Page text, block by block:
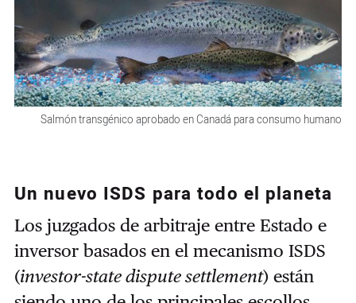
Salmón transgénico aprobado en Canadá para consumo humano
Un nuevo ISDS para todo el planeta
Los juzgados de arbitraje entre Estado e
inversor basados en el mecanismo ISDS
(investor-state dispute settlement) están